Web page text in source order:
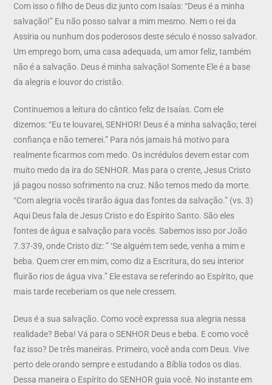
Com isso o filho de Deus diz junto com Isaías: “Deus é a minha
salvação!” Eu não posso salvar a mim mesmo. Nem o rei da
Assíria ou nunhum dos poderosos deste século é nosso salvador.
Um emprego bom, uma casa adequada, um amor feliz, também
não é a salvação. Deus é minha salvação! Somente Ele é a base
da alegria e louvor do cristão.
Continuemos a leitura do cântico feliz de Isaías. Com ele
dizemos: “Eu te louvarei, SENHOR! Deus é a minha salvação; terei
confiança e não temerei.” Para nós jamais há motivo para
realmente ficarmos com medo. Os incrédulos devem estar com
muito medo da ira do SENHOR. Mas para o crente, Jesus Cristo
já pagou nosso sofrimento na cruz. Não temos medo da morte.
“Com alegria vocês tirarão água das fontes da salvação.” (vs. 3)
Aqui Deus fala de Jesus Cristo e do Espírito Santo. São eles
fontes de água e salvação para vocês. Sabemos isso por João
7.37-39, onde Cristo diz: ” ‘Se alguém tem sede, venha a mim e
beba. Quem crer em mim, como diz a Escritura, do seu interior
fluirão rios de água viva.” Ele estava se referindo ao Espírito, que
mais tarde receberiam os que nele cressem.
Deus é a sua salvação. Como você expressa sua alegria nessa
realidade? Beba! Vá para o SENHOR Deus e beba. E como você
faz isso? De três maneiras. Primeiro, você anda com Deus. Vive
perto dele orando sempre e estudando a Bíblia todos os dias.
Dessa maneira o Espírito do SENHOR guia você. No instante em